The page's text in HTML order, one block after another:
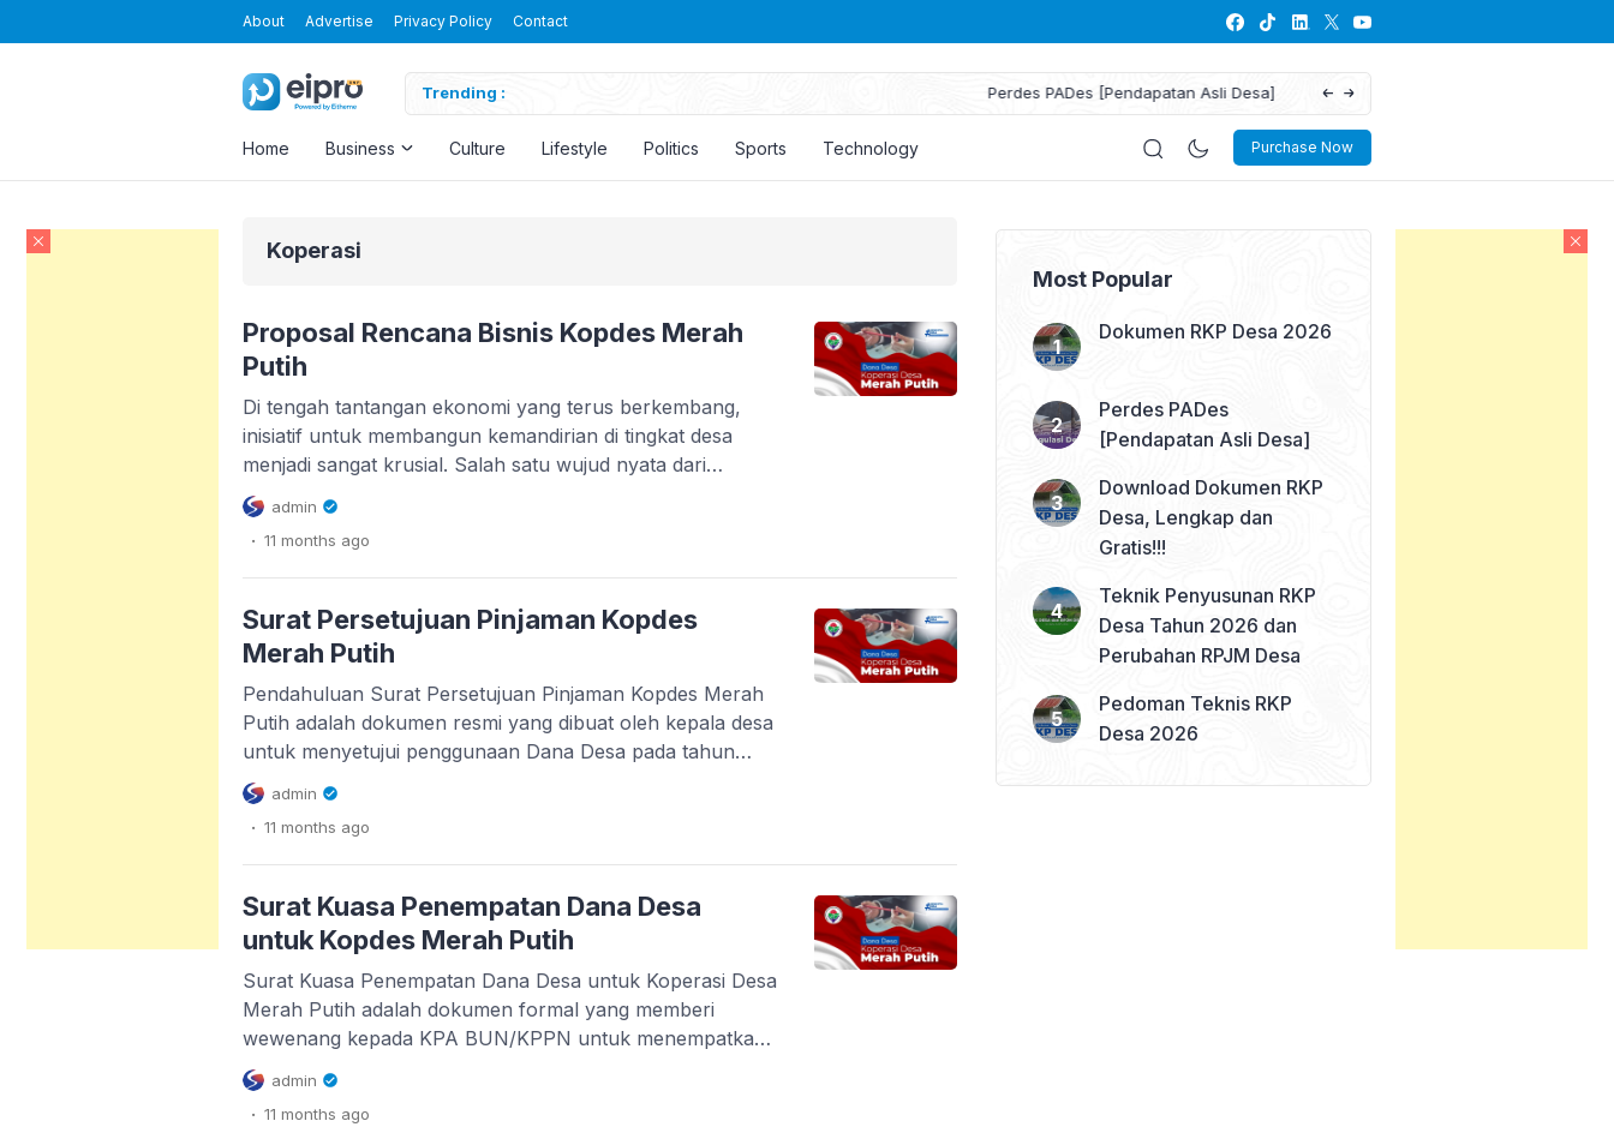
About Advertise Privacy Policy Contact
Trending : Download Dokumen RKP Desa,
Purchase Now
Home Business Culture Lifestyle Politics Sports Technology
Koperasi
Proposal Rencana Bisnis Kopdes Merah
Putih
Di tengah tantangan ekonomi yang terus berkembang,
inisiatif untuk membangun kemandirian di tingkat desa
menjadi sangat krusial. Salah satu wujud nyata dari
semangat ini adalah Koperasi Desa (Kopdes) Merah Putih,
sebuah proposal rencana bisnis yang dirancang untuk
menjadi pilar utama penggerak ekonomi warga desa.
Artikel ini akan mengupas tuntas setiap aspek dalam
proposal tersebut, mulai […]
admin
. 11 months ago
Surat Persetujuan Pinjaman Kopdes
Merah Putih
Pendahuluan Surat Persetujuan Pinjaman Kopdes Merah
Putih adalah dokumen resmi yang dibuat oleh kepala desa
untuk menyetujui penggunaan Dana Desa pada tahun
anggaran tertentu dalam rangka pembiayaan kegiatan
Koperasi Desa Merah Putih (Kopdes MP). Dokumen ini
berfungsi sebagai bukti administratif bahwa kepala desa
memberikan persetujuan tertulis atas pemanfaatan alokasi
Dana Desa untuk tujuan koperasi desa, […]
admin
. 11 months ago
Surat Kuasa Penempatan Dana Desa
untuk Kopdes Merah Putih
Surat Kuasa Penempatan Dana Desa untuk Koperasi Desa
Merah Putih adalah dokumen formal yang memberi
wewenang kepada KPA BUN/KPPN untuk menempatkan
Dana Desa ke rekening pembayaran pinjaman Koperasi
Desa Merah Putih (KDMP). Dalam praktik administrasi
admin
. 11 months ago
Most Popular
Dokumen RKP Desa 2026
Perdes PADes
[Pendapatan Asli Desa]
Download Dokumen RKP
Desa, Lengkap dan
Gratis!!!
Teknik Penyusunan RKP
Desa Tahun 2026 dan
Perubahan RPJM Desa
Pedoman Teknis RKP
Desa 2026